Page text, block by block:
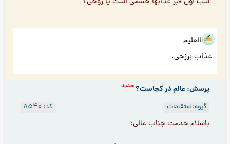
هو العلیم
عذاب برزخی.
پرسش: عالم ذر کجاست؟جدید
کد: 8540 گروه: اعتقادات
باسلام خدمت جناب عالى: